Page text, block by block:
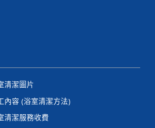
清潔圖片
內容 (浴室清潔方法)
清潔服務收費